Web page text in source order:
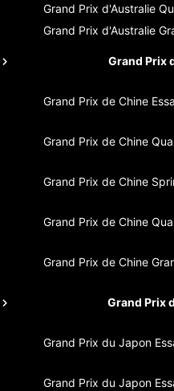
Grand Prix d'Australie
Grand Prix d'Australie
Grand Prix
Grand Prix de Chine
Grand Prix de Chine
Grand Prix de Chine
Grand Prix de Chine
Grand Prix de Chine
Grand Prix
Grand Prix du Japon
Grand Prix du Japon